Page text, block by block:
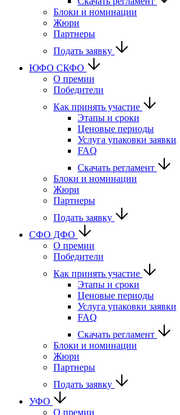
Блоки и номинации
Жюри
Партнеры
Подать заявку
ЮФО СКФО
О премии
Победители
Как принять участие
Этапы и сроки
Ценовые периоды
Услуга упаковки заявки
FAQ
Скачать регламент
Блоки и номинации
Жюри
Партнеры
Подать заявку
CФО ДФО
О премии
Победители
Как принять участие
Этапы и сроки
Ценовые периоды
Услуга упаковки заявки
FAQ
Скачать регламент
Блоки и номинации
Жюри
Партнеры
Подать заявку
УФО
О премии